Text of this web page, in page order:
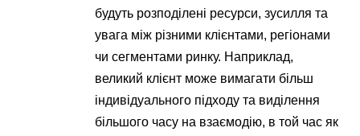
будуть розподілені ресурси, зусилля та
увага між різними клієнтами, регіонами
чи сегментами ринку. Наприклад,
великий клієнт може вимагати більш
індивідуального підходу та виділення
більшого часу на взаємодію, в той час як